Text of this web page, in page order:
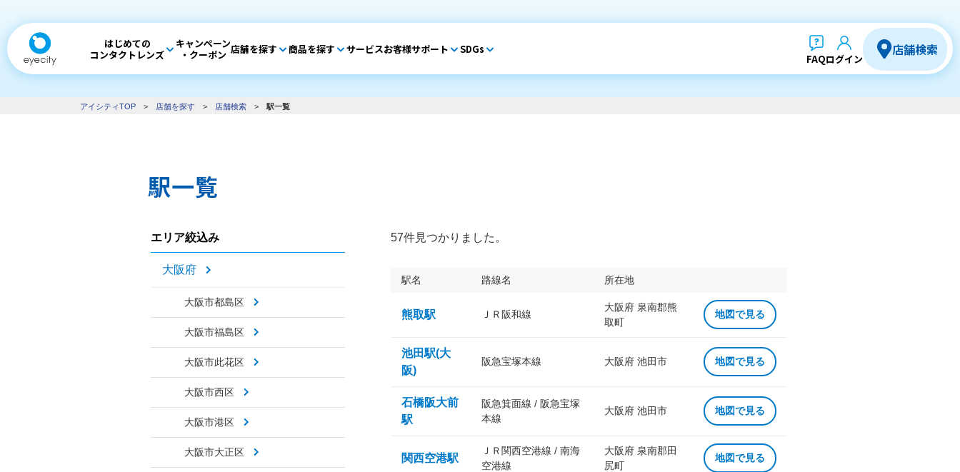
はじめての
コンタクトレンズ
キャンペーン
・クーポン 店舗を探す 商品を探す サービスお客様サポート SDGs
FAQログイン
店舗検索
アイシティTOP > 店舗を探す > 店舗検索 > 駅一覧
駅一覧
エリア絞込み
大阪府
大阪市都島区
大阪市福島区
大阪市此花区
大阪市西区
大阪市港区
大阪市大正区
57件見つかりました。
駅名 路線名 所在地
熊取駅 ＪＲ阪和線
大阪府 泉南郡熊
取町
地図で見る
池田駅(大
阪)
阪急宝塚本線 大阪府 池田市 地図で見る
石橋阪大前
駅
阪急箕面線 / 阪急宝塚
本線
大阪府 池田市 地図で見る
関西空港駅
ＪＲ関西空港線 / 南海
空港線
大阪府 泉南郡田
尻町
地図で見る